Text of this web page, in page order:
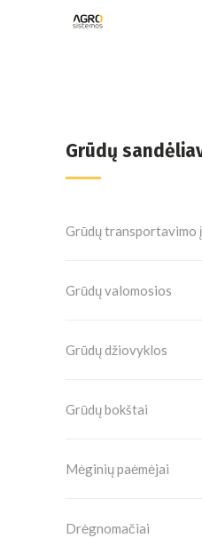
Grūdų
Grūdų transportavimo
Grūdų valomosios
Grūdų džiovyklos
Grūdų bokštai
Mėginių paėmėjai
Drėgnomačiai